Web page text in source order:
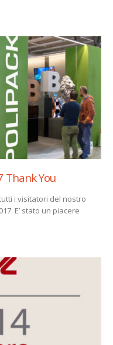
Thank You
i visitatori del nostro
E’ stato un piacere